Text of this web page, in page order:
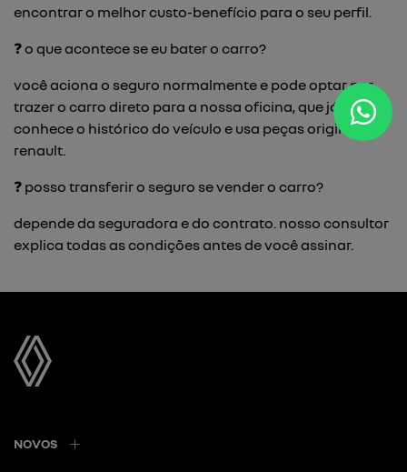
encontrar o melhor custo-benefício para o seu perfil.
❓ o que acontece se eu bater o carro?
você aciona o seguro normalmente e pode optar por
trazer o carro direto para a nossa oficina, que já
conhece o histórico do veículo e usa peças originais
renault.
❓ posso transferir o seguro se vender o carro?
depende da seguradora e do contrato. nosso consultor
explica todas as condições antes de você assinar.
NOVOS